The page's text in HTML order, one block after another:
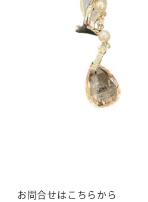
お問合せはこちらから